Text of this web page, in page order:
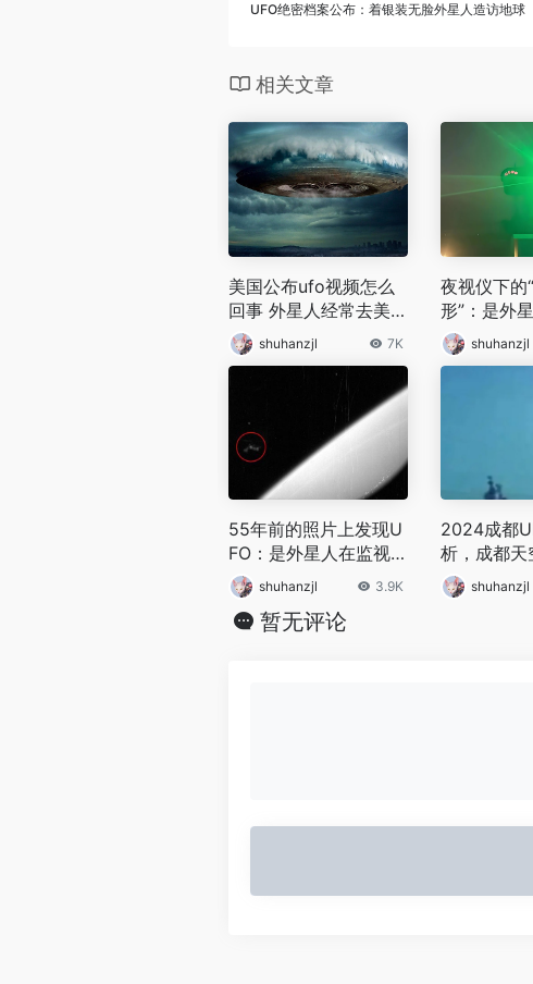
UFO绝密档案公布：着银装无脸外星人造访地球
相关文章
美国公布ufo视频怎么
回事 外星人经常去美
国是真的吗
shuhanzjl 7K
夜视仪下的
形”：是外
是边境无人
shuhanzjl
55年前的照片上发现U
FO：是外星人在监视
美国吗？shuhanzjl 3.9K
2024成都
析，成都天
行物是UFO
shuhanzjl
暂无评论